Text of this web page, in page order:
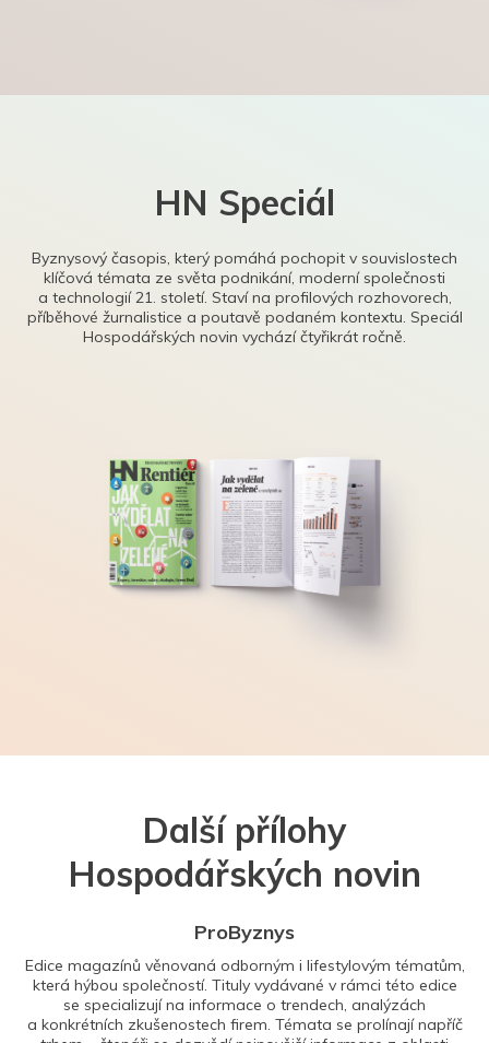
HN Speciál
Byznysový časopis, který pomáhá pochopit v souvislostech
klíčová témata ze světa podnikání, moderní společnosti
a technologií 21. století. Staví na profilových rozhovorech,
příběhové žurnalistice a poutavě podaném kontextu. Speciál
Hospodářských novin vychází čtyřikrát ročně.
Další přílohy
Hospodářských novin
ProByznys
Edice magazínů věnovaná odborným i lifestylovým tématům,
která hýbou společností. Tituly vydávané v rámci této edice
se specializují na informace o trendech, analýzách
a konkrétních zkušenostech firem. Témata se prolínají napříč